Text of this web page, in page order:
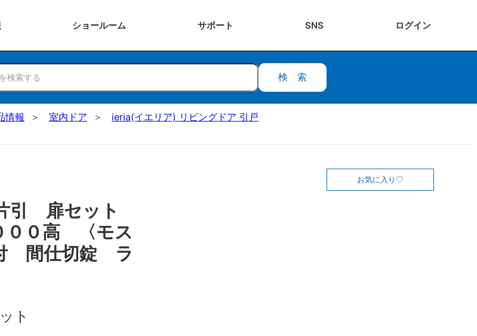
ショールーム サポート SNS ログイン
検索
情報 室内ドア
ieria(イエリア) リビングドア 引戸
引 扉セット
００高 〈モス
間仕切錠 ラ
ト
お気に入り